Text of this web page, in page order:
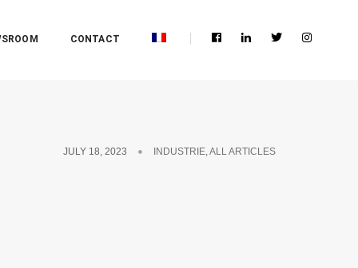
CONTACT
JULY 18, 2023 INDUSTRIE,ALL ARTICLES